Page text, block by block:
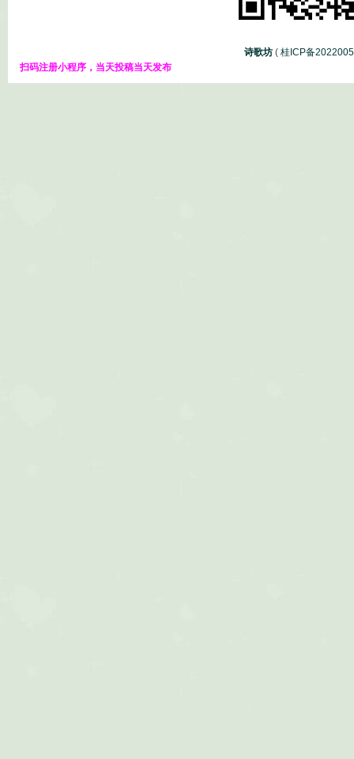
诗歌坊 ( 桂ICP备
扫码注册小程序，当天投稿当天发布